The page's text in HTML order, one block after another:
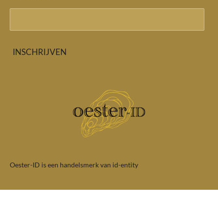
INSCHRIJVEN
Oester-ID is een handelsmerk van id-entity